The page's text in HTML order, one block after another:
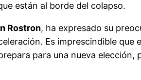
están al borde del colapso.
Rostron, ha expresado su
Es imprescindible
para una nueva